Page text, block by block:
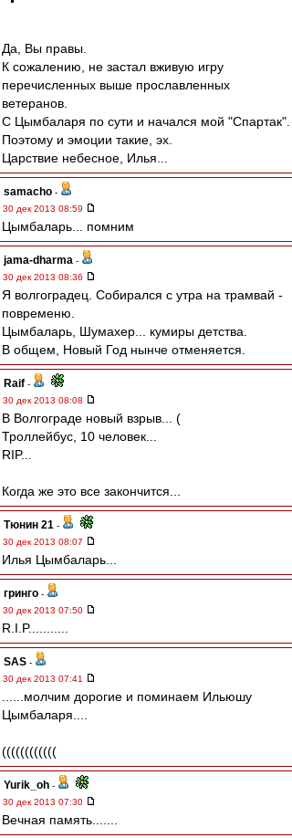
Да, Вы правы.
К сожалению, не застал вживую игру
перечисленных выше прославленных
ветеранов.
С Цымбаларя по сути и начался мой "Спартак".
Поэтому и эмоции такие, эх.
Царствие небесное, Илья...
samacho -
30 дек 2013 08:59
Цымбаларь... помним
jama-dharma -
30 дек 2013 08:36
Я волгоградец. Собирался с утра на трамвай -
повременю.
Цымбаларь, Шумахер... кумиры детства.
В общем, Новый Год нынче отменяется.
Raif -
30 дек 2013 08:08
В Волгограде новый взрыв... (
Троллейбус, 10 человек...
RIP...
Когда же это все закончится...
Тюнин 21 -
30 дек 2013 08:07
Илья Цымбаларь...
гринго -
30 дек 2013 07:50
R.I.P...........
SAS -
30 дек 2013 07:41
......молчим дорогие и поминаем Ильюшу
Цымбаларя....
((((((((((((
Yurik_oh -
30 дек 2013 07:30
Вечная память.......